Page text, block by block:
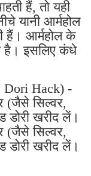
हैं, तो यही
यानी आर्महोल
हैं। आर्महोल के
है। इसलिए कंधे
Dori Hack) -
(जैसे सिल्वर,
डोरी खरीद लें।
(जैसे सिल्वर,
डोरी खरीद लें।